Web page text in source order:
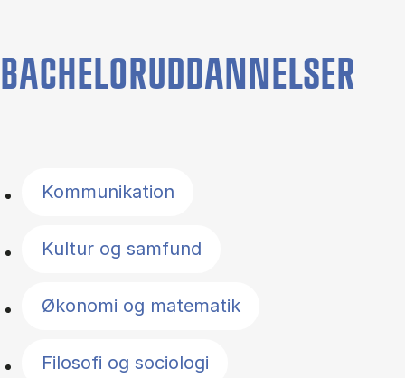
BACHELORUDDANNELSER
Kommunikation
Kultur og samfund
Økonomi og matematik
Filosofi og sociologi